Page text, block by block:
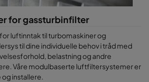
for gassturbinfilter
luftinntak til turbomaskiner og
til dine individuelle behov i tråd med
belastning og andre
Våre modulbaserte luftfiltersystemer er
installere.